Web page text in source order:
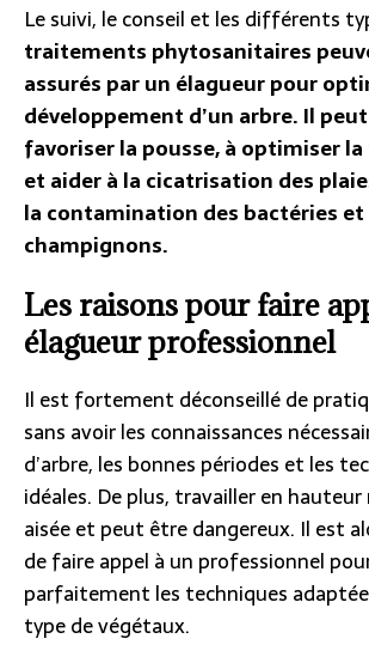
Le suivi, le conseil et les différents
traitements phytosanitaires
assurés par un élagueur pour
développement d’un arbre. Il
favoriser la pousse, à optimiser
et aider à la cicatrisation des
la contamination des bactéries et
champignons.
Les raisons pour faire
élagueur professionnel
Il est fortement déconseillé de
sans avoir les connaissances
d’arbre, les bonnes périodes et les
idéales. De plus, travailler en hauteur
aisée et peut être dangereux. Il est
de faire appel à un professionnel
parfaitement les techniques
type de végétaux.